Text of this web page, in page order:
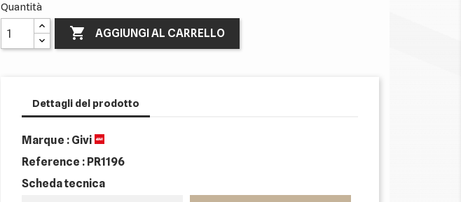
Quantità
 AGGIUNGI AL CARRELLO
Dettagli del prodotto
Marque : Givi
Reference : PR1196
Scheda tecnica